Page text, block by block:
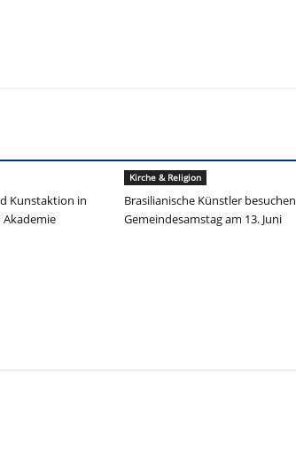
Kunstaktion in
Kirche & Religion
Brasilianische Künstler besuchen
Gemeindesamstag am 13. Juni